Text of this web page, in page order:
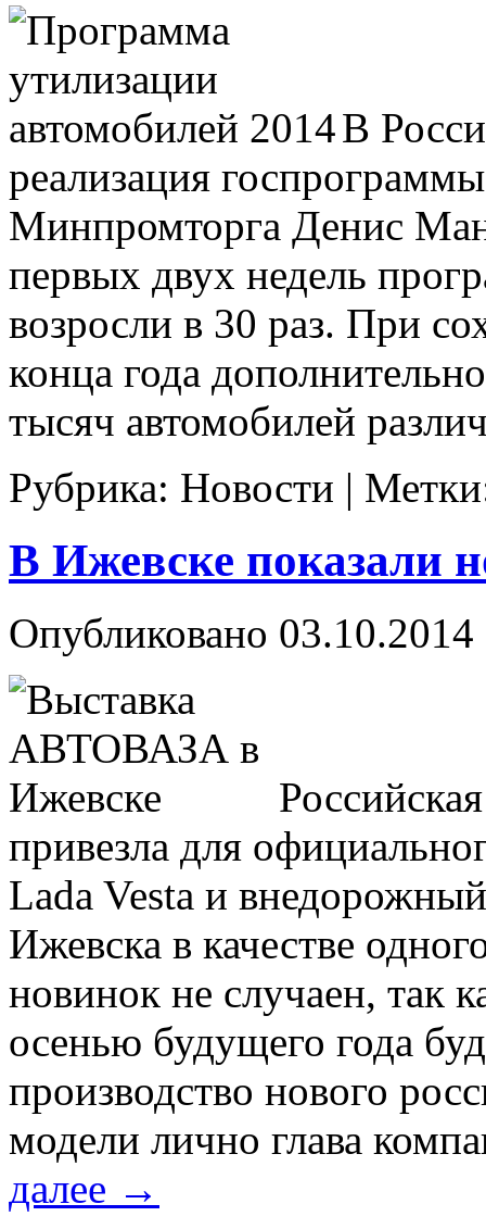
В
реализация
Минпромторга Денис
первых двух недель
возросли в 30 раз. При
конца года
тысяч автомобилей
Рубрика: Новости |
В Ижевске показали
Опубликовано 03.10.2014
привезла для
Lada Vesta и
Ижевска в качестве
новинок не случаен, так
осенью будущего года
производство нового
модели лично глава
далее →